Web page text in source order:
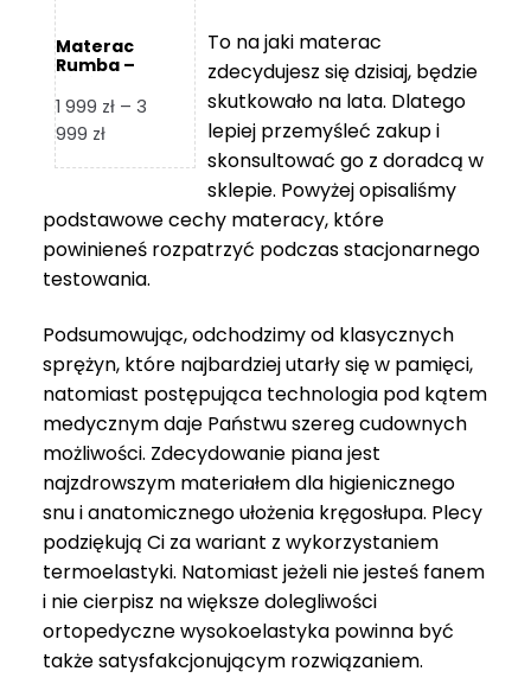
Materac
Rumba –
1 999 zł – 3
999 złZakres
1
999 zł
do
To na jaki materac
zdecydujesz się dzisiaj, będzie
skutkowało na lata. Dlatego
lepiej przemyśleć zakup i
skonsultować go z doradcą w
sklepie. Powyżej opisaliśmy
podstawowe cechy materacy, które
powinieneś rozpatrzyć podczas stacjonarnego
testowania.
Podsumowując, odchodzimy od klasycznych
sprężyn, które najbardziej utarły się w pamięci,
natomiast postępująca technologia pod kątem
medycznym daje Państwu szereg cudownych
możliwości. Zdecydowanie piana jest
najzdrowszym materiałem dla higienicznego
snu i anatomicznego ułożenia kręgosłupa. Plecy
podziękują Ci za wariant z wykorzystaniem
termoelastyki. Natomiast jeżeli nie jesteś fanem
i nie cierpisz na większe dolegliwości
ortopedyczne wysokoelastyka powinna być
także satysfakcjonującym rozwiązaniem.